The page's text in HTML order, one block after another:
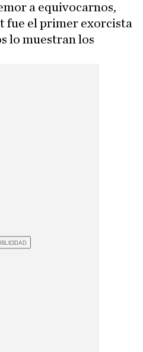
a equivocarnos,
fue el primer exorcista
lo muestran los